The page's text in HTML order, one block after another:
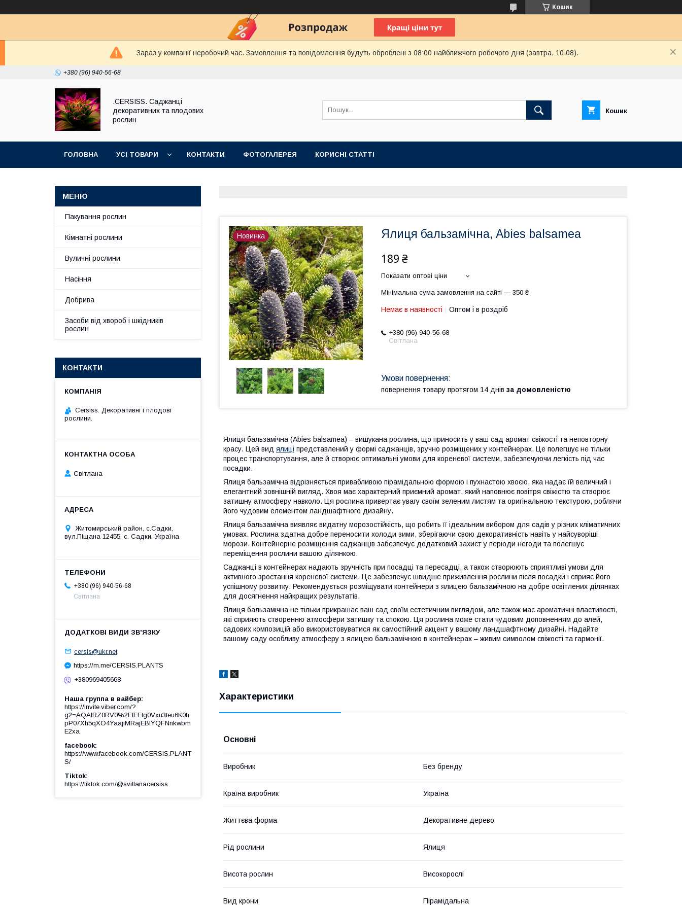
Кошик
Зараз у компанії неробочий час. Замовлення та повідомлення будуть оброблені з 08:00 найближчого робочого дня (завтра, 10.08).
+380 (96) 940-56-68
.CERSISS. Саджанці
декоративних та плодових
рослин
Кошик
ГОЛОВНА УСІ ТОВАРИ КОНТАКТИ ФОТОГАЛЕРЕЯ КОРИСНІ СТАТТІ
Новинка Ялиця бальзамічна, Abies balsamea
189 ₴
Показати оптові ціни
Мінімальна сума замовлення на сайті — 350 ₴
Немає в наявності Оптом і в роздріб
+380 (96) 940-56-68
Світлана
повернення товару протягом 14 днів за домовленістю
Ялиця бальзамічна (Abies balsamea) – вишукана рослина, що приносить у ваш сад аромат свіжості та неповторну
красу. Цей вид ялиці представлений у формі саджанців, зручно розміщених у контейнерах. Це полегшує не тільки
процес транспортування, але й створює оптимальні умови для кореневої системи, забезпечуючи легкість під час
посадки.
Ялиця бальзамічна відрізняється привабливою пірамідальною формою і пухнастою хвоєю, яка надає їй величний і
елегантний зовнішній вигляд. Хвоя має характерний приємний аромат, який наповнює повітря свіжістю та створює
затишну атмосферу навколо. Ця рослина привертає увагу своїм зеленим листям та оригінальною текстурою, роблячи
його чудовим елементом ландшафтного дизайну.
Ялиця бальзамічна виявляє видатну морозостійкість, що робить її ідеальним вибором для садів у різних кліматичних
умовах. Рослина здатна добре переносити холоди зими, зберігаючи свою декоративність навіть у найсуворіші
морози. Контейнерне розміщення саджанців забезпечує додатковий захист у періоди негоди та полегшує
переміщення рослини вашою ділянкою.
Саджанці в контейнерах надають зручність при посадці та пересадці, а також створюють сприятливі умови для
активного зростання кореневої системи. Це забезпечує швидше приживлення рослини після посадки і сприяє його
успішному розвитку. Рекомендується розміщувати контейнери з ялицею бальзамічною на добре освітлених ділянках
для досягнення найкращих результатів.
Ялиця бальзамічна не тільки прикрашає ваш сад своїм естетичним виглядом, але також має ароматичні властивості,
які сприяють створенню атмосфери затишку та спокою. Ця рослина може стати чудовим доповненням до алей,
садових композицій або використовуватися як самостійний акцент у вашому ландшафтному дизайні. Надайте
вашому саду особливу атмосферу з ялицею бальзамічною в контейнерах – живим символом свіжості та гармонії.
Характеристики
Основні
Виробник Без бренду
Країна виробник Україна
Життєва форма Декоративне дерево
Рід рослини Ялиця
Висота рослин Високорослі
Вид крони Пірамідальна
Пакування рослин
Кімнатні рослини
Вуличні рослини
Насіння
Добрива
Засоби від хвороб і шкідників
рослин
КОНТАКТИ
Cersiss. Декоративні і плодові
рослини.
Світлана
Житомирський район, с.Садки,
вул.Піщана 12455, с. Садки, Україна
+380 (96) 940-56-68
Світлана
cersis@ukr.net
https://m.me/CERSIS.PLANTS
+380969405668
Наша группа в вайбер
https://invite.viber.com/?
g2=AQAIRZ0RV0%2FfEEtg0Vxu3teu6K0h
pP07Xh5qXO4YaajiMRajEBIYQFNnkwbm
E2xa
facebook
https://www.facebook.com/CERSIS.PLANT
S/
Tiktok
https://tiktok.com/@svitlanacersiss